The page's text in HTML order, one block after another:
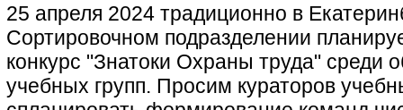
25 апреля 2024 традиционно в
Сортировочном подразделении
конкурс "Знатоки Охраны труда" среди
учебных групп. Просим кураторов